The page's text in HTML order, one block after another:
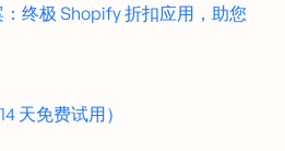
终极 Shopify 折扣应用，助您
天免费试用）